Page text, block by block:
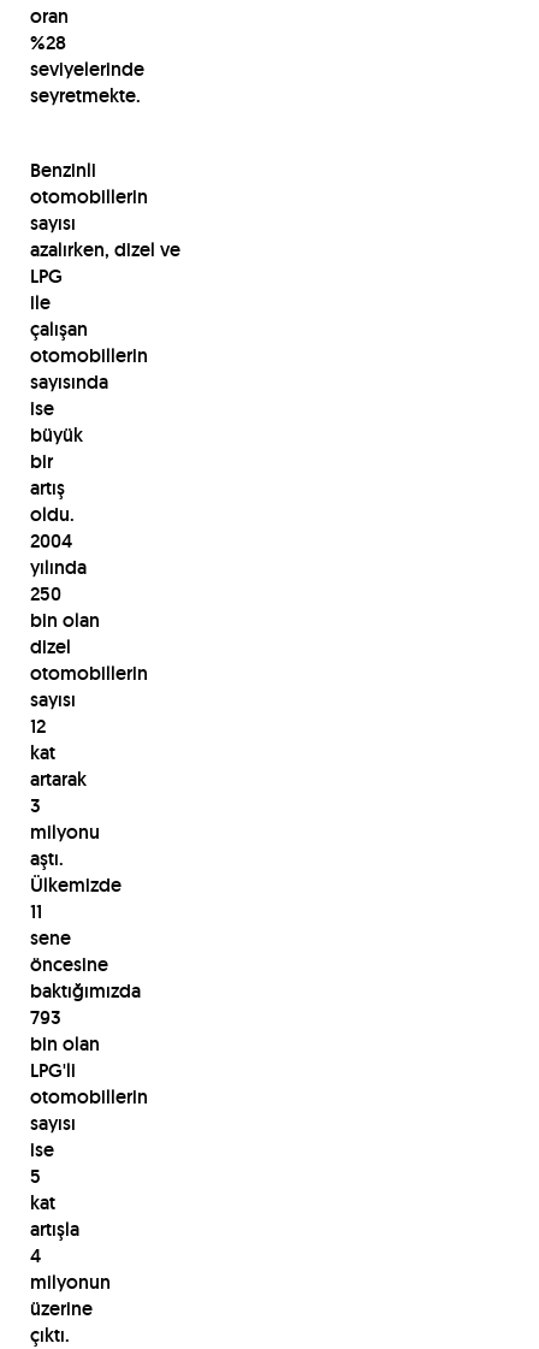
oran
%28
seviyelerinde
seyretmekte.
Benzinli
otomobillerin
sayısı
azalırken, dizel ve
LPG
ile
çalışan
otomobillerin
sayısında
ise
büyük
bir
artış
oldu.
2004
yılında
250
bin olan
dizel
otomobillerin
sayısı
12
kat
artarak
3
milyonu
aştı.
Ülkemizde
11
sene
öncesine
baktığımızda
793
bin olan
LPG'li
otomobillerin
sayısı
ise
5
kat
artışla
4
milyonun
üzerine
çıktı.